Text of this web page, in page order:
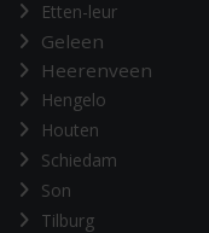
Etten-leur
Geleen
Heerenveen
Hengelo
Houten
Schiedam
Son
Tilburg